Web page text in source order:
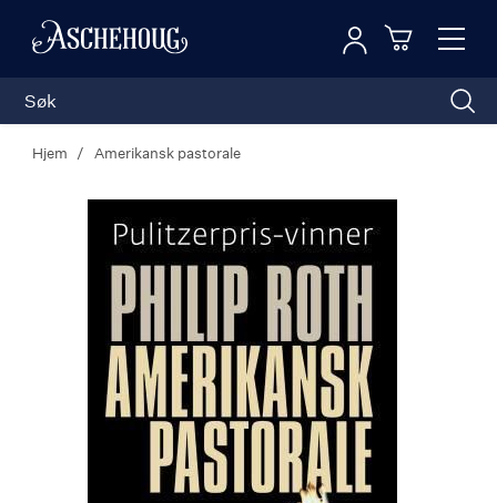
Toggle
Logg inn
Hjem Amerikansk pastorale